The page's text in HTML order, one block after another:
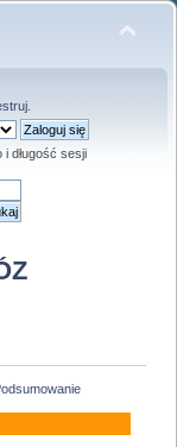
.
długość sesji